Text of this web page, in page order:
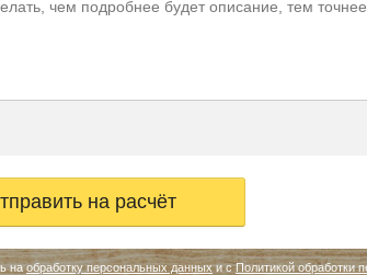
наобработку персональных данныхи сПолитикой обработки